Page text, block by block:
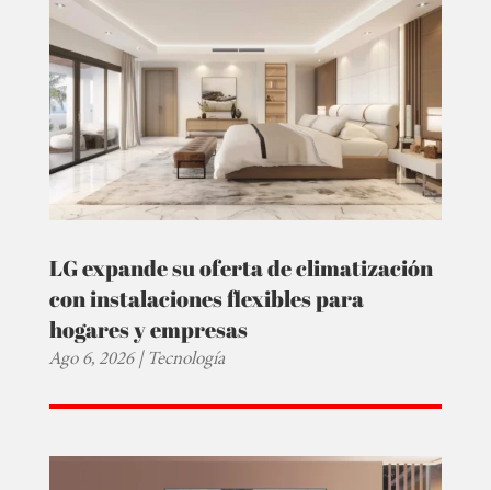
LG expande su oferta de climatización
con instalaciones flexibles para
hogares y empresas
Ago 6, 2026|Tecnología